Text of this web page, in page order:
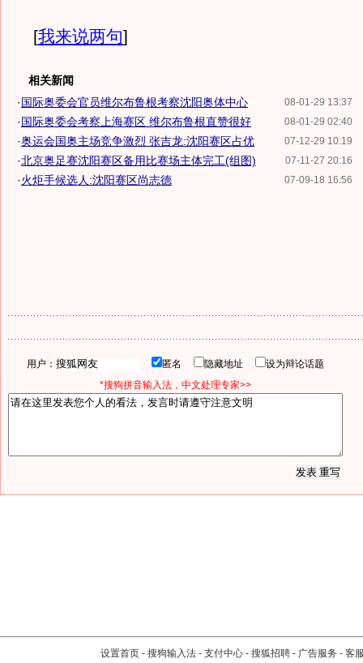
[我来说两句]
相关新闻
08-01-29 13:37
·国际奥委会官员维尔布鲁根考察沈阳奥体中心
08-01-29 02:40
·国际奥委会考察上海赛区 维尔布鲁根直赞很好
07-12-29 10:19
·奥运会国奥主场竞争激烈 张吉龙:沈阳赛区占优
07-11-27 20:16
·北京奥足赛沈阳赛区备用比赛场主体完工(组图)
07-09-18 16:56
·火炬手候选人:沈阳赛区尚志德
用户： 匿名 隐藏地址
设为辩论话题
*搜狗拼音输入法，中文处理专家>>
设置首页 - 搜狗输入法 - 支付中心 - 搜狐招聘 - 广告服务 - 客